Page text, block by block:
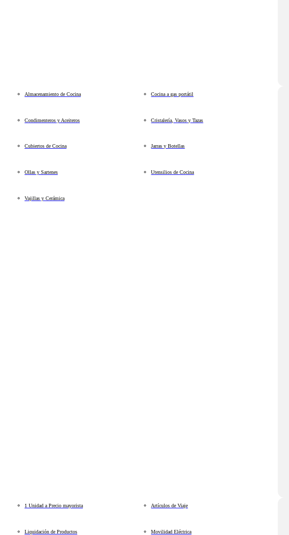
Almacenamiento de Cocina Cocina a gas portátil
Condimenteros y Aceiteros Cristalería, Vasos y Tazas
Cubiertos de Cocina Jarras y Botellas
Ollas y Sartenes Utensilios de Cocina
Vajillas y Cerámica
1 Unidad a Precio mayorista Artículos de Viaje
Liquidación de Productos Movilidad Eléctrica